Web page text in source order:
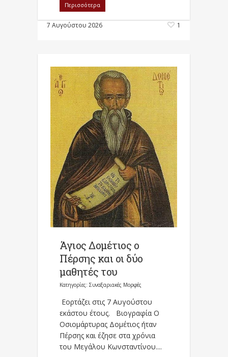
Περισσότερα
7 Αυγούστου 2026 1
Άγιος Δομέτιος ο
Πέρσης και οι δύο
μαθητές του
Κατηγορίες: Συναξαριακές Μορφές
Εορτάζει στις 7 Αυγούστου
εκάστου έτους. Βιογραφία Ο
Oσιομάρτυρας Δομέτιος ήταν
Πέρσης και έζησε στα χρόνια
του Μεγάλου Κωνσταντίνου....